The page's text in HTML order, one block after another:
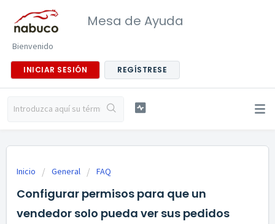
Mesa de Ayuda
Bienvenido
INICIAR SESIÓN REGÍSTRESE
Inicio General FAQ
Configurar permisos para que un
vendedor solo pueda ver sus pedidos